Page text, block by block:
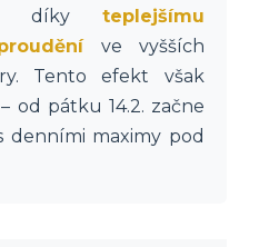
díky teplejšímu
ve vyšších
Tento efekt však
od pátku 14.2. začne
denními maximy pod